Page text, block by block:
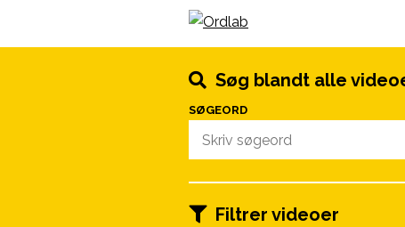
Spring til indhold
Søg blandt alle
SØGEORD
Filtrer videoer